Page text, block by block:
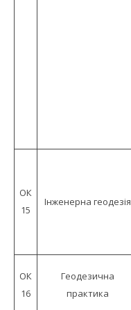
ОК
15
Інженерна геодезія
ОК
16
Геодезична
практика